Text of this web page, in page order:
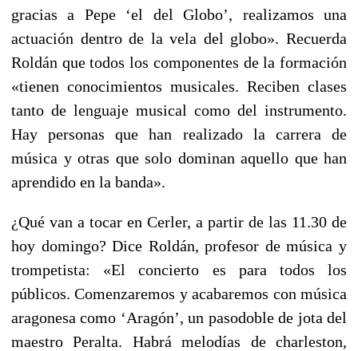
gracias a Pepe ‘el del Globo’, realizamos una
actuación dentro de la vela del globo». Recuerda
Roldán que todos los componentes de la formación
«tienen conocimientos musicales. Reciben clases
tanto de lenguaje musical como del instrumento.
Hay personas que han realizado la carrera de
música y otras que solo dominan aquello que han
aprendido en la banda».
¿Qué van a tocar en Cerler, a partir de las 11.30 de
hoy domingo? Dice Roldán, profesor de música y
trompetista: «El concierto es para todos los
públicos. Comenzaremos y acabaremos con música
aragonesa como ‘Aragón’, un pasodoble de jota del
maestro Peralta. Habrá melodías de charleston,